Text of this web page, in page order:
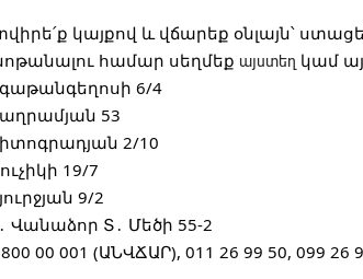
կայքով և վճարեք օնլայն՝
համար սեղմեք այստեղ կամ
6/4
53
2/10
19/7
9/2
Վանաձոր Տ․ Մեծի 55-2
00 001 (ԱՆՎՃԱՐ), 011 26 99 50, 099 26